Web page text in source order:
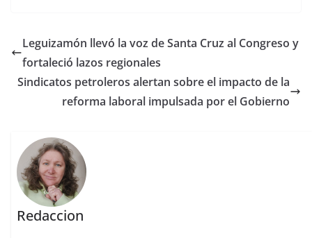
Leguizamón llevó la voz de Santa Cruz al Congreso y
fortaleció lazos regionales
Sindicatos petroleros alertan sobre el impacto de la
reforma laboral impulsada por el Gobierno
Redaccion